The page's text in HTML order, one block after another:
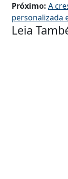
Próximo: A
personalizada
Leia